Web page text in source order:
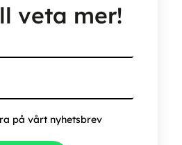
veta mer!
på vårt nyhetsbrev